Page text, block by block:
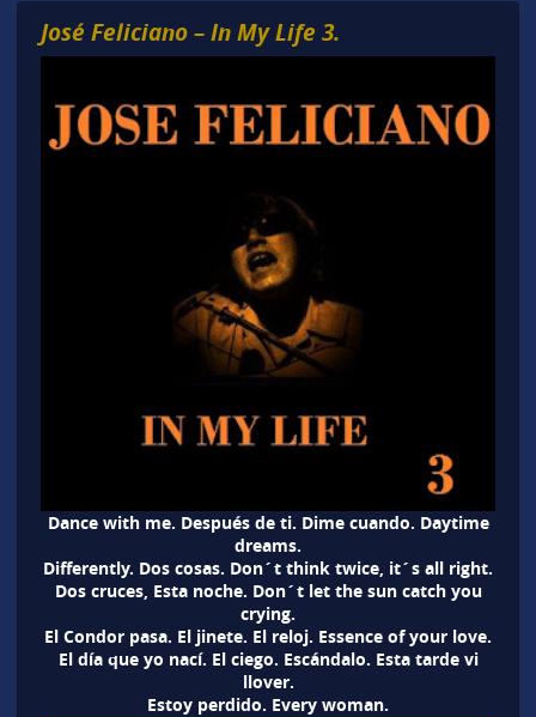
José Feliciano – In My Life 3.
Dance with me. Después de ti. Dime cuando. Daytime
dreams.
Differently. Dos cosas. Don´t think twice, it´s all right.
Dos cruces, Esta noche. Don´t let the sun catch you
crying.
El Condor pasa. El jinete. El reloj. Essence of your love.
El día que yo nací. El ciego. Escándalo. Esta tarde vi
llover.
Estoy perdido. Every woman.